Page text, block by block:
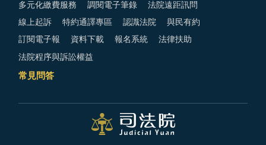
多元化繳費服務 調閱電子筆錄 法院遠距訊問
線上起訴 特約通譯專區 認識法院 與民有約
訂閱電子報 資料下載 報名系統 法律扶助
法院程序與訴訟權益
常見問答